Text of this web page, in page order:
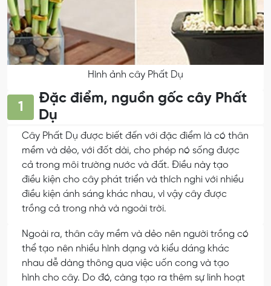
Hình ảnh cây Phất Dụ
1
Đặc điểm, nguồn gốc cây Phất
Dụ
Cây Phất Dụ được biết đến với đặc điểm là có thân
mềm và dẻo, với đốt dài, cho phép nó sống được
cả trong môi trường nước và đất. Điều này tạo
điều kiện cho cây phát triển và thích nghi với nhiều
điều kiện ánh sáng khác nhau, vì vậy cây được
trồng cả trong nhà và ngoài trời.
Ngoài ra, thân cây mềm và dẻo nên người trồng có
thể tạo nên nhiều hình dạng và kiểu dáng khác
nhau dễ dàng thông qua việc uốn cong và tạo
hình cho cây. Do đó, càng tạo ra thêm sự linh hoạt